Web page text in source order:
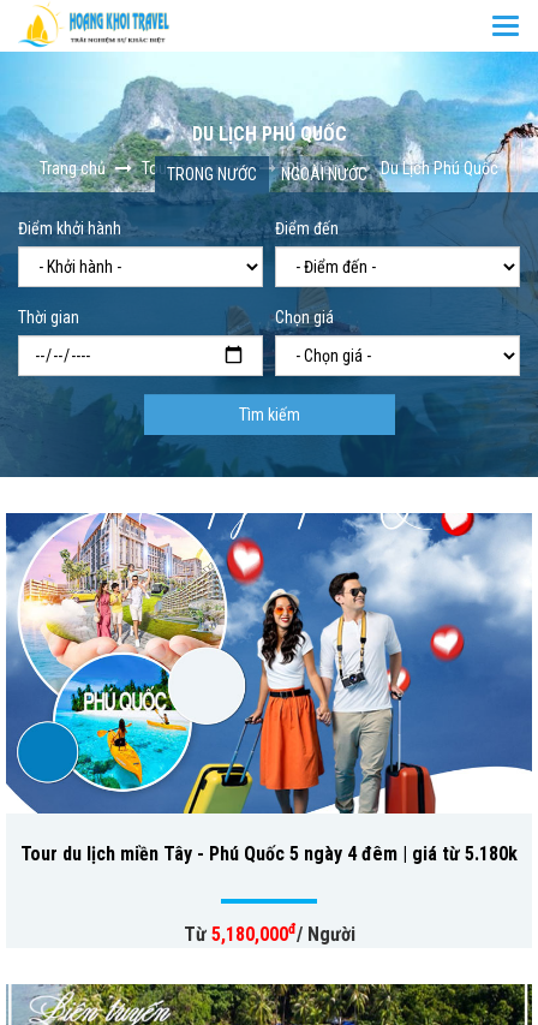
DU LỊCH PHÚ QUỐC
Trang chủ Tour trong nước Địa điểm Du Lịch Phú Quốc
TRONG NƯỚC NGOÀI NƯỚC
Điểm khởi hành Điểm đến
Thời gian Chọn giá
Tìm kiếm
Tour du lịch miền Tây - Phú Quốc 5 ngày 4 đêm | giá từ 5.180k
Từ 5,180,000đ/ Người